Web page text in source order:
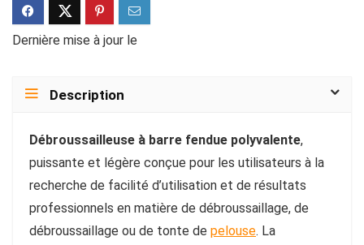
Dernière mise à jour le
Description
Débroussailleuse à barre fendue polyvalente,
puissante et légère conçue pour les utilisateurs à la
recherche de facilité d’utilisation et de résultats
professionnels en matière de débroussaillage, de
débroussaillage ou de tonte de pelouse. La